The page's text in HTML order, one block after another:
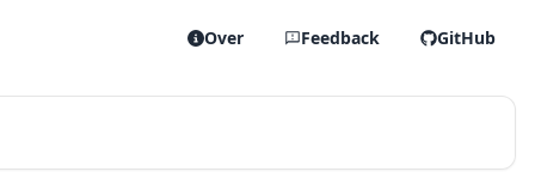
Over Feedback GitHub